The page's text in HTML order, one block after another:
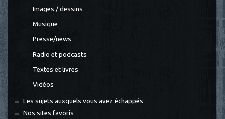
Images / dessins
Musique
Presse/news
Radio et podcasts
Textes et livres
Vidéos
Les sujets auxquels vous avez échappés
Nos sites favoris